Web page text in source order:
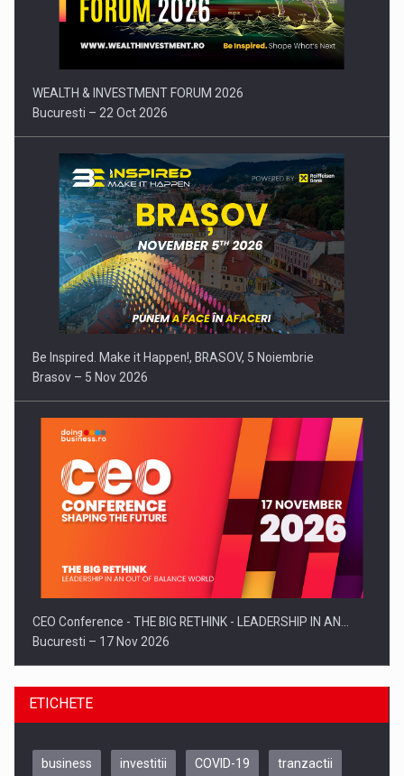
Comunicat de presa: Joburile part-time reincep sa intre pe…
WEALTH & INVESTMENT FORUM 2026
Bucuresti – 22 Oct 2026
Be Inspired. Make it Happen!, BRASOV, 5 Noiembrie
Brasov – 5 Nov 2026
CEO Conference - THE BIG RETHINK - LEADERSHIP IN AN…
Bucuresti – 17 Nov 2026
ETICHETE
business investitii COVID-19 tranzactii